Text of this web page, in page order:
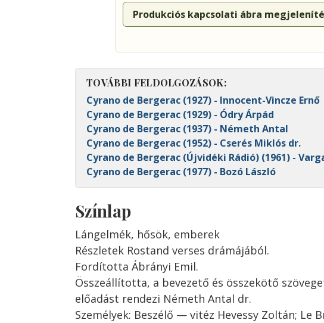
Produkciós kapcsolati ábra
TOVÁBBI FELDOLGOZÁSOK:
Cyrano de Bergerac (1927) - Innocent-Vincze Ernő
Cyrano de Bergerac (1929) - Ódry Árpád
Cyrano de Bergerac (1937) - Németh Antal
Cyrano de Bergerac (1952) - Cserés Miklós dr.
Cyrano de Bergerac (Újvidéki Rádió) (1961) -
Cyrano de Bergerac (1977) - Bozó László
Színlap
Lángelmék, hősök, emberek
Részletek Rostand verses drámájából.
Fordította Ábrányi Emil.
Összeállította, a bevezető és összekötő
előadást rendezi Németh Antal dr.
Személyek: Beszélő — vitéz Hevessy Zoltán; Le